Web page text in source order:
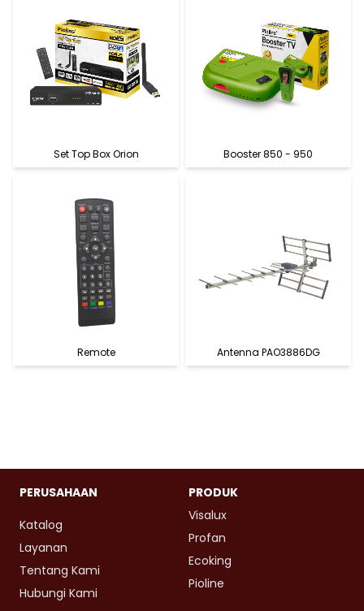
Set Top Box Orion Booster 850 - 950
Remote Antenna PAO3886DG
PERUSAHAAN
Katalog
Layanan
Tentang Kami
Hubungi Kami
PRODUK
Visalux
Profan
Ecoking
Pioline